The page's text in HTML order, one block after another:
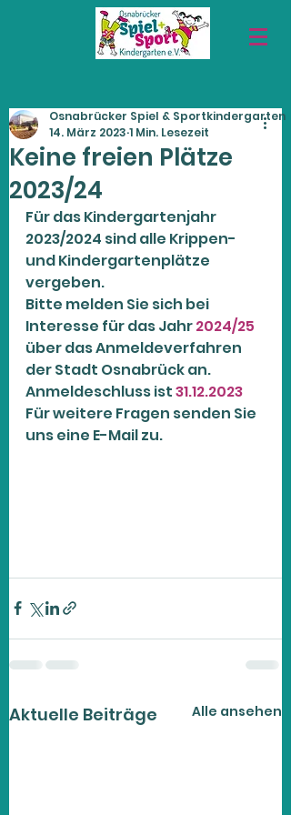
Keine freien Plätze
2023/24
Osnabrücker Spiel & Sportkindergarten
14. März 2023 1 Min. Lesezeit
Für das Kindergartenjahr
2023/2024 sind alle Krippen-
und Kindergartenplätze
vergeben.
Bitte melden Sie sich bei
Interesse für das Jahr 2024/25
über das Anmeldeverfahren
der Stadt Osnabrück an.
Anmeldeschluss ist 31.12.2023
Für weitere Fragen senden Sie
uns eine E-Mail zu.
Aktuelle Beiträge Alle ansehen